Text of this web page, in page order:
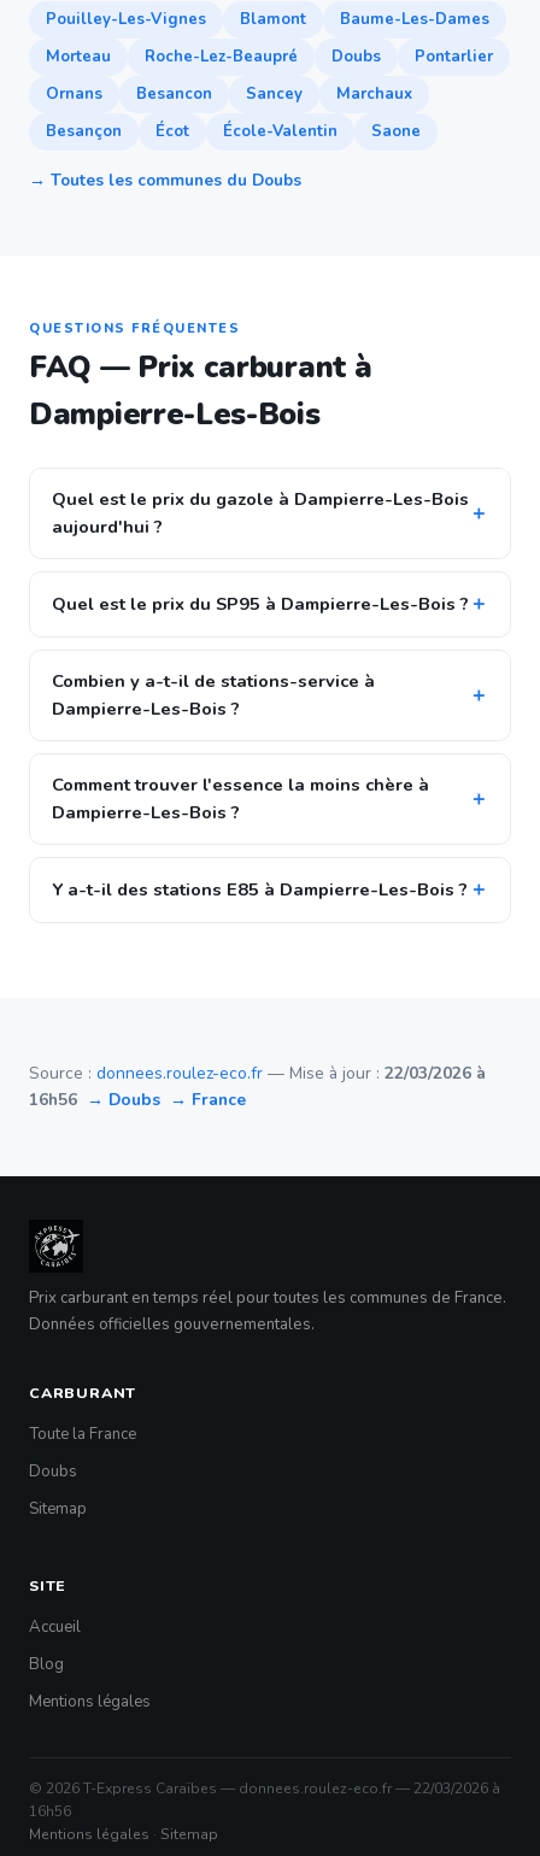
Pouilley-Les-Vignes Blamont
Baume-Les-Dames
Morteau
Roche-Lez-Beaupré Doubs
Pontarlier
Ornans
Besancon Sancey
Marchaux
Besançon
Écot École-Valentin Saone
→ Toutes les communes du Doubs
QUESTIONS FRÉQUENTES
FAQ — Prix carburant à
Dampierre-Les-Bois
Quel est le prix du gazole à Dampierre-Les-Bois
aujourd'hui ?
Quel est le prix du SP95 à Dampierre-Les-Bois ?
Combien y a-t-il de stations-service à
Dampierre-Les-Bois ?
Comment trouver l'essence la moins chère à
Dampierre-Les-Bois ?
Y a-t-il des stations E85 à Dampierre-Les-Bois ?
Source : donnees.roulez-eco.fr — Mise à jour : 22/03/2026 à
16h56 → Doubs → France
Prix carburant en temps réel pour toutes les communes de France.
Données officielles gouvernementales.
CARBURANT
Toute la France
Doubs
Sitemap
SITE
Accueil
Blog
Mentions légales
© 2026 T-Express Caraïbes — donnees.roulez-eco.fr — 22/03/2026 à
16h56
Mentions légales · Sitemap